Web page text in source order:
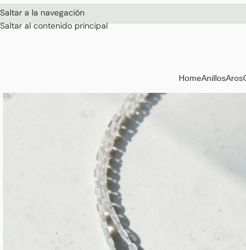
Saltar a la navegación
Saltar al contenido principal
HomeAnillosAros